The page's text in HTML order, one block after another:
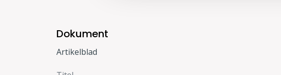
Dokument
Artikelblad